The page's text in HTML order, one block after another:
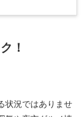
！
状況ではありませ